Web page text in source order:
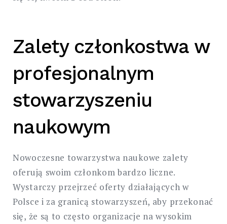
Zalety członkostwa w
profesjonalnym
stowarzyszeniu
naukowym
Nowoczesne towarzystwa naukowe zalety
oferują swoim członkom bardzo liczne.
Wystarczy przejrzeć oferty działających w
Polsce i za granicą stowarzyszeń, aby przekonać
się, że są to często organizacje na wysokim